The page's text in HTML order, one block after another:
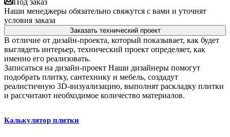
Наши менеджеры обязательно свяжутся с вами и уточнят
условия заказа
Заказать технический проект
В отличие от дизайн-проекта, который показывает, как будет
выглядеть интерьер, технический проект определяет, как
именно его реализовать.
Записаться на дизайн-проект Наши дизайнеры помогут
подобрать плитку, сантехнику и мебель, создадут
реалистичную 3D-визуализацию, выполнят раскладку плитки
и рассчитают необходимое количество материалов.
Калькулятор плитки